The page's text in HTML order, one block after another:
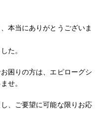
本当にありがとうございま
た。
困りの方は、エピローグシ
せ。
、ご要望に可能な限りお応